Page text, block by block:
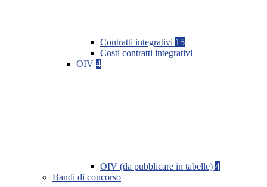
Contratti integrativi 15
Costi contratti integrativi
OIV 4
OIV (da pubblicare in tabelle) 4
Bandi di concorso